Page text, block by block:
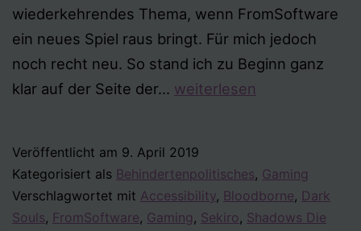
wiederkehrendes Thema, wenn FromSoftware
ein neues Spiel raus bringt. Für mich jedoch
noch recht neu. So stand ich zu Beginn ganz
klar auf der Seite der… Easy-
Accessibility
Ist
weiterlesen
Veröffentlicht am 9. April 2019
Kategorisiert als Behindertenpolitisches, Gaming
Verschlagwortet mit Accessibility, Bloodborne, Dark
Souls, FromSoftware, Gaming, Sekiro, Shadows Die